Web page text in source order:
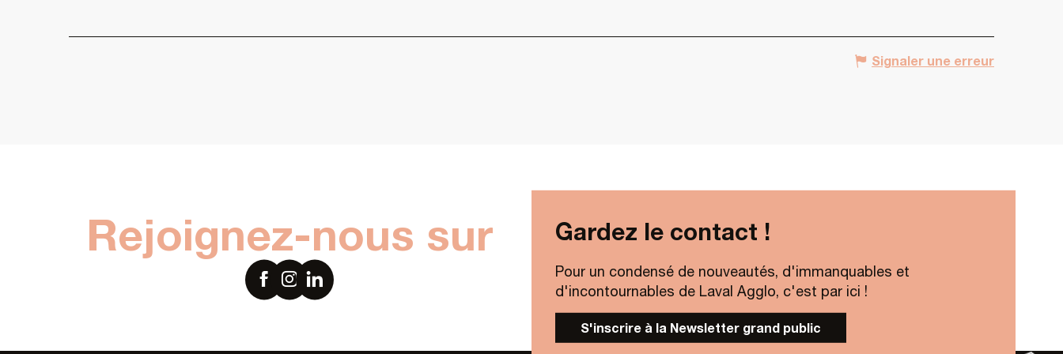
Signaler une erreur
Rejoignez-nous sur Gardez le contact !
Pour un condensé de nouveautés, d'immanquables et
d'incontournables de Laval Agglo, c'est par ici !
S'inscrire à la Newsletter grand public